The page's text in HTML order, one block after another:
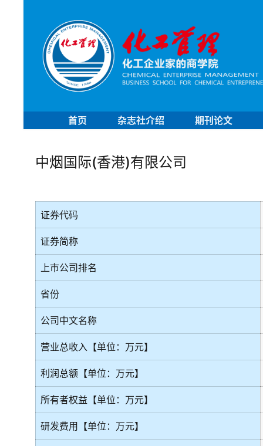
首页 杂志社介绍 期刊论文
中烟国际(香港)有限公司
证券代码
证券简称
上市公司排名
省份
公司中文名称
营业总收入【单位：万元】
利润总额【单位：万元】
所有者权益【单位：万元】
研发费用【单位：万元】